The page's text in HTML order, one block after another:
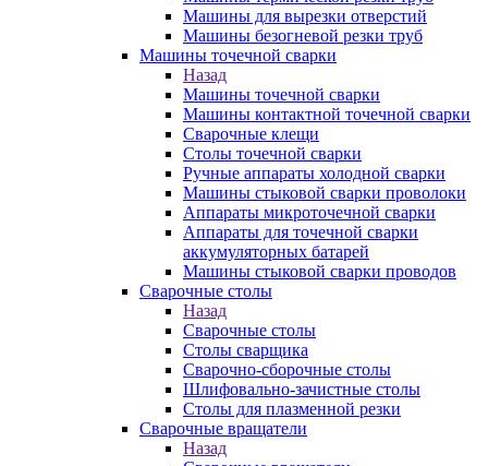
Машины для вырезки отверстий
Машины безогневой резки труб
Машины точечной сварки
Назад
Машины точечной сварки
Машины контактной точечной сварки
Сварочные клещи
Столы точечной сварки
Ручные аппараты холодной сварки
Машины стыковой сварки проволоки
Аппараты микроточечной сварки
Аппараты для точечной сварки
аккумуляторных батарей
Машины стыковой сварки проводов
Сварочные столы
Назад
Сварочные столы
Столы сварщика
Сварочно-сборочные столы
Шлифовально-зачистные столы
Столы для плазменной резки
Сварочные вращатели
Назад